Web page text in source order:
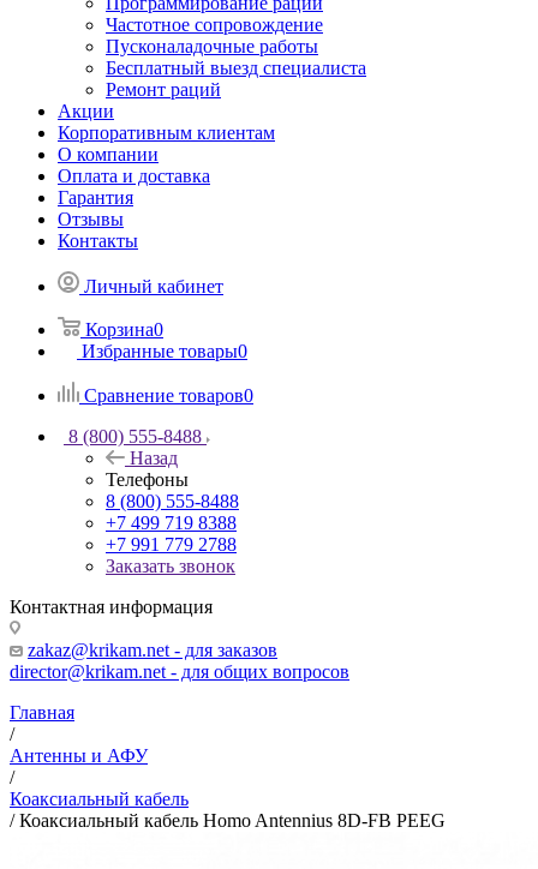
Частотное сопровождение
Пусконаладочные работы
Бесплатный выезд специалиста
Ремонт раций
Акции
Корпоративным клиентам
О компании
Оплата и доставка
Гарантия
Отзывы
Контакты
Личный кабинет
Корзина0
Избранные товары0
Сравнение товаров0
8 (800) 555-8488
Назад
Телефоны
8 (800) 555-8488
+7 499 719 8388
+7 991 779 2788
Заказать звонок
Контактная информация
zakaz@krikam.net - для заказов
director@krikam.net - для общих вопросов
Главная
/
Антенны и АФУ
/
Коаксиальный кабель
/Коаксиальный кабель Homo Antennius 8D-FB PEEG